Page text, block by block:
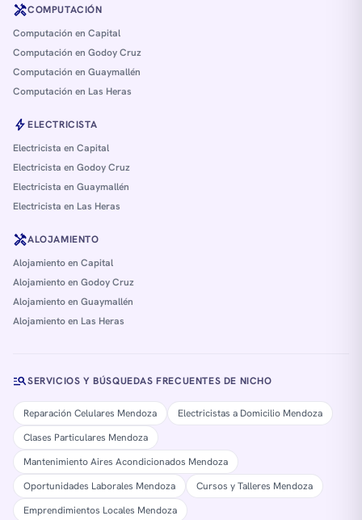
handymanCOMPUTACIÓN
Computación en Capital
Computación en Godoy Cruz
Computación en Guaymallén
Computación en Las Heras
boltELECTRICISTA
Electricista en Capital
Electricista en Godoy Cruz
Electricista en Guaymallén
Electricista en Las Heras
handymanALOJAMIENTO
Alojamiento en Capital
Alojamiento en Godoy Cruz
Alojamiento en Guaymallén
Alojamiento en Las Heras
manage_searchSERVICIOS Y BÚSQUEDAS FRECUENTES DE NICHO
Reparación Celulares Mendoza
Electricistas a Domicilio Mendoza
Clases Particulares Mendoza
Mantenimiento Aires Acondicionados Mendoza
Oportunidades Laborales Mendoza
Cursos y Talleres Mendoza
Emprendimientos Locales Mendoza